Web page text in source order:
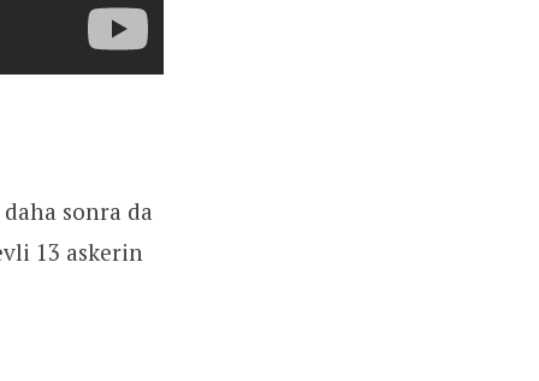
sonra da
13 askerin